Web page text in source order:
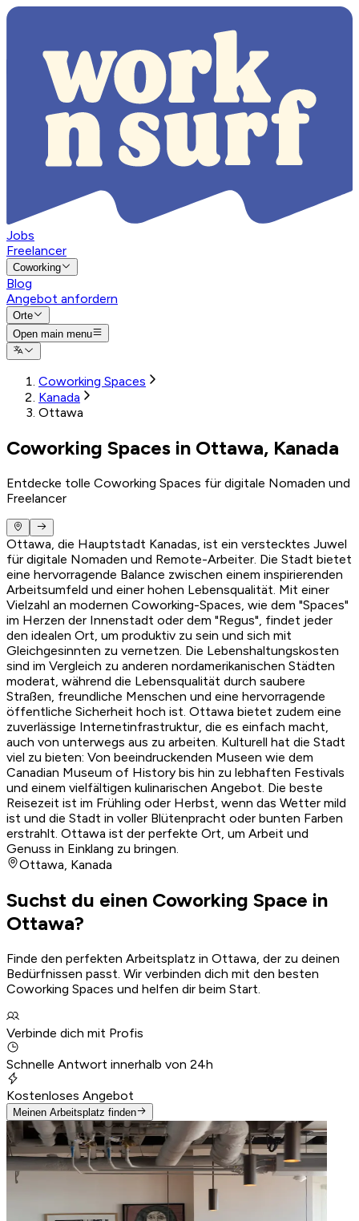
Jobs
Freelancer
Coworking
Blog
Angebot anfordern
Orte
Open main menu
Coworking Spaces
Kanada
Ottawa
Coworking Spaces in Ottawa, Kanada
Entdecke tolle Coworking Spaces für digitale Nomaden und
Freelancer
Ottawa, die Hauptstadt Kanadas, ist ein verstecktes Juwel
für digitale Nomaden und Remote-Arbeiter. Die Stadt bietet
eine hervorragende Balance zwischen einem inspirierenden
Arbeitsumfeld und einer hohen Lebensqualität. Mit einer
Vielzahl an modernen Coworking-Spaces, wie dem "Spaces"
im Herzen der Innenstadt oder dem "Regus", findet jeder
den idealen Ort, um produktiv zu sein und sich mit
Gleichgesinnten zu vernetzen. Die Lebenshaltungskosten
sind im Vergleich zu anderen nordamerikanischen Städten
moderat, während die Lebensqualität durch saubere
Straßen, freundliche Menschen und eine hervorragende
öffentliche Sicherheit hoch ist. Ottawa bietet zudem eine
zuverlässige Internetinfrastruktur, die es einfach macht,
auch von unterwegs aus zu arbeiten. Kulturell hat die Stadt
viel zu bieten: Von beeindruckenden Museen wie dem
Canadian Museum of History bis hin zu lebhaften Festivals
und einem vielfältigen kulinarischen Angebot. Die beste
Reisezeit ist im Frühling oder Herbst, wenn das Wetter mild
ist und die Stadt in voller Blütenpracht oder bunten Farben
erstrahlt. Ottawa ist der perfekte Ort, um Arbeit und
Genuss in Einklang zu bringen.
Ottawa, Kanada
Suchst du einen Coworking Space in
Ottawa?
Finde den perfekten Arbeitsplatz in Ottawa, der zu deinen
Bedürfnissen passt. Wir verbinden dich mit den besten
Coworking Spaces und helfen dir beim Start.
Verbinde dich mit Profis
Schnelle Antwort innerhalb von 24h
Kostenloses Angebot
Meinen Arbeitsplatz finden